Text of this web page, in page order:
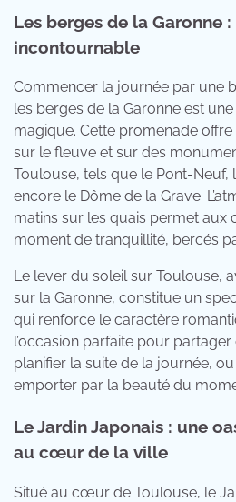
Les berges de la Garonne
incontournable
Commencer la journée par une
les berges de la Garonne est
magique. Cette promenade
sur le fleuve et sur des
Toulouse, tels que le Pont-Neuf,
encore le Dôme de la Grave.
matins sur les quais permet aux
moment de tranquillité, bercés
Le lever du soleil sur Toulouse,
sur la Garonne, constitue un
qui renforce le caractère
l’occasion parfaite pour
planifier la suite de la journée,
emporter par la beauté du
Le Jardin Japonais : une
au cœur de la ville
Situé au cœur de Toulouse, le